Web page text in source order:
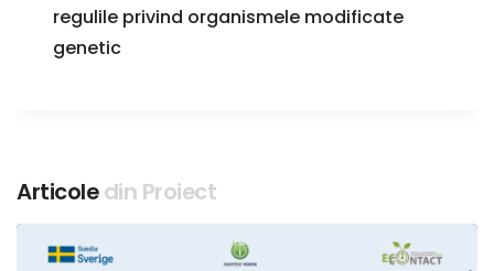
regulile privind organismele modificate
genetic
Articoledin Proiect